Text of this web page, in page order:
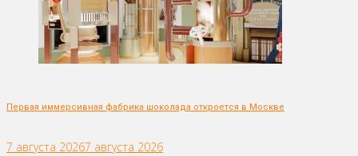
Первая иммерсивная фабрика шоколада откроется в Москве
7 августа 20267 августа 2026